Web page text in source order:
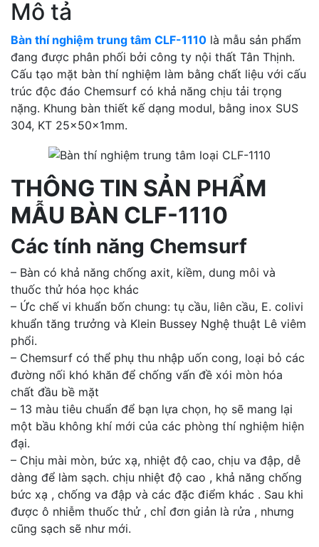
Mô tả
Bàn thí nghiệm trung tâm CLF-1110 là mẫu sản phẩm
đang được phân phối bởi công ty nội thất Tân Thịnh.
Cấu tạo mặt bàn thí nghiệm làm bằng chất liệu với cấu
trúc độc đáo Chemsurf có khả năng chịu tải trọng
nặng. Khung bàn thiết kế dạng modul, bằng inox SUS
304, KT 25x50x1mm.
THÔNG TIN SẢN PHẨM
MẪU BÀN CLF-1110
Các tính năng Chemsurf
– Bàn có khả năng chống axit, kiềm, dung môi và
thuốc thử hóa học khác
– Ức chế vi khuẩn bốn chung: tụ cầu, liên cầu, E. colivi
khuẩn tăng trưởng và Klein Bussey Nghệ thuật Lê viêm
phổi.
– Chemsurf có thể phụ thu nhập uốn cong, loại bỏ các
đường nối khó khăn để chống vấn đề xói mòn hóa
chất đầu bề mặt
– 13 màu tiêu chuẩn để bạn lựa chọn, họ sẽ mang lại
một bầu không khí mới của các phòng thí nghiệm hiện
đại.
– Chịu mài mòn, bức xạ, nhiệt độ cao, chịu va đập, dễ
dàng để làm sạch. chịu nhiệt độ cao , khả năng chống
bức xạ , chống va đập và các đặc điểm khác . Sau khi
được ô nhiễm thuốc thử , chỉ đơn giản là rửa , nhưng
cũng sạch sẽ như mới.